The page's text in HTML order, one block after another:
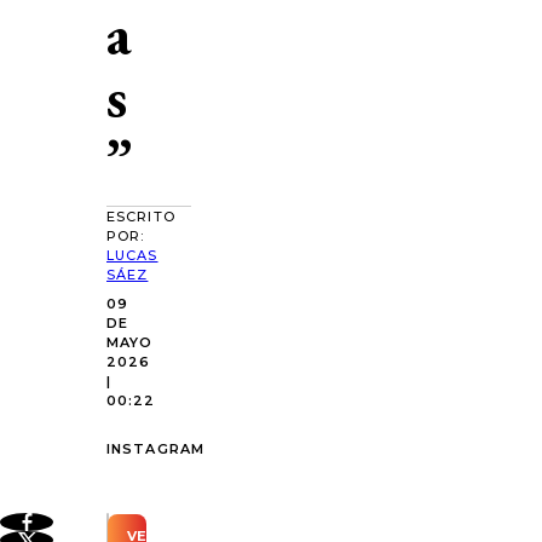
a
s
”
ESCRITO
POR:
LUCAS
SÁEZ
09
DE
MAYO
2026
|
00:22
INSTAGRAM
VER